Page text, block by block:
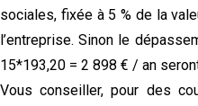
sociales, fixée à 5 % de la
l’entreprise. Sinon le
15*193,20 = 2 898 € / an
Vous conseiller, pour des